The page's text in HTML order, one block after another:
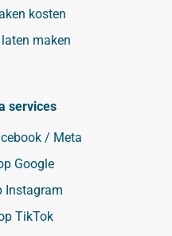
kosten
maken
services
/ Meta
Google
Instagram
TikTok